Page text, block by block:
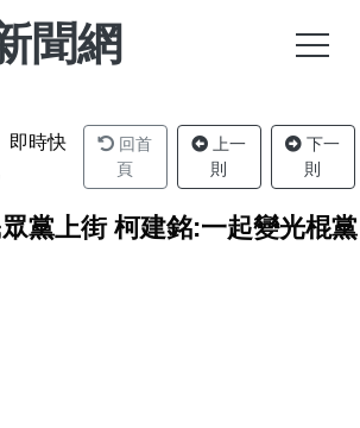
聞網
即時快
回首
頁
上一
則
下一
則
黨上街 柯建銘:一起變光棍黨